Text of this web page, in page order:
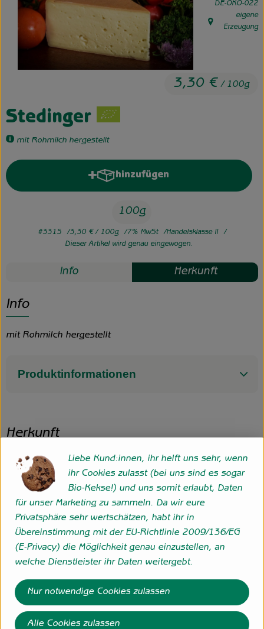
Unsere Hofkiste
Über uns
Stedinger
mit Rohmilch hergestellt
3,30 €/ 100g
, Kontrollstelle:
DE-ÖKO-022
, Herkunft:
eigene
Erzeugung
hinzufügen
Produkt zum Warenkorb
100g
#3315 3,30 €/ 100g 7% MwSt
Handelsklasse II
Dieser Artikel wird genau eingewogen.
Info Herkunft
Info
mit Rohmilch hergestellt
Produktinformationen
Herkunft
Hersteller: Hofgemeinschaft Grummersort GbR
27798 Hude eigene Erzeugung
Folge uns
Hofgemeinschaft Grummersort
Hauptmoorweg 3
Liebe Kund:innen, ihr helft uns sehr, wenn
ihr Cookies zulasst (bei uns sind es sogar
Bio-Kekse!) und uns somit erlaubt, Daten
für unser Marketing zu sammeln. Da wir eure
Privatsphäre sehr wertschätzen, habt ihr in
Übereinstimmung mit der EU-Richtlinie 2009/136/EG
(E-Privacy) die Möglichkeit genau einzustellen, an
welche Dienstleister ihr Daten weitergebt.
Nur notwendige Cookies zulassen
Alle Cookies zulassen